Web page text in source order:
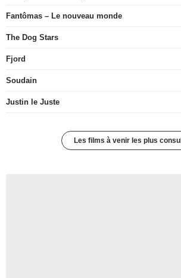
Fantômas – Le nouveau monde
The Dog Stars
Fjord
Soudain
Justin le Juste
Les films à venir les plus